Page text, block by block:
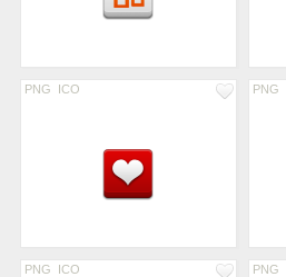
PNG ICO PNG
PNG ICO PNG